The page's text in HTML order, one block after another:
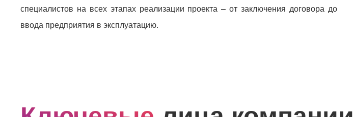
специалистов на всех этапах реализации проекта – от заключения договора до
ввода предприятия в эксплуатацию.